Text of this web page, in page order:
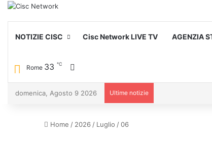
NOTIZIE CISC Cisc Network LIVE TV AGENZIA
Rome 33 ℃
domenica, Agosto 9 2026 Ultime notizie
Home / 2026 / Luglio /06